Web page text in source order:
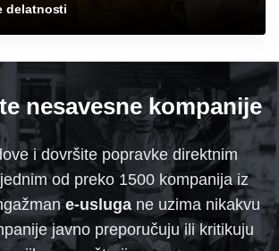
delatnosti
nesavesne kompanije
i dovršite popravke direktnim
od preko 1500 kompanija iz
e-usluga ne uzima nikakvu
javno preporučuju ili kritikuju